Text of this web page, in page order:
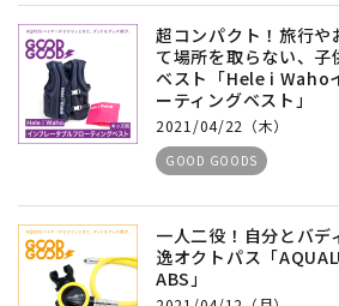
超コンパクト！旅行や
て場所を取らない、
ベスト「Hele i Waho
ーティングベスト」
2021/04/22（木）
GOOD GOODS
一人二役！自分とバ
逸オクトパス「
ABS」